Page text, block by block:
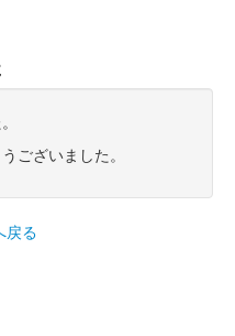
ございました。
戻る